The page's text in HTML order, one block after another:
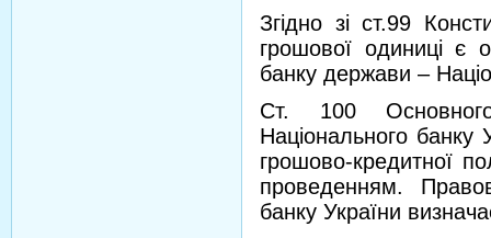
Згідно зі ст.99
грошової одиниці є
банку держави –
Ст. 100
Національного банку
грошово-кредитної
проведенням.
банку України